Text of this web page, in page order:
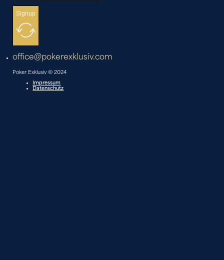
Signup
office@pokerexklusiv.com
Poker Exklusiv © 2024
Impressum
Datenschutz